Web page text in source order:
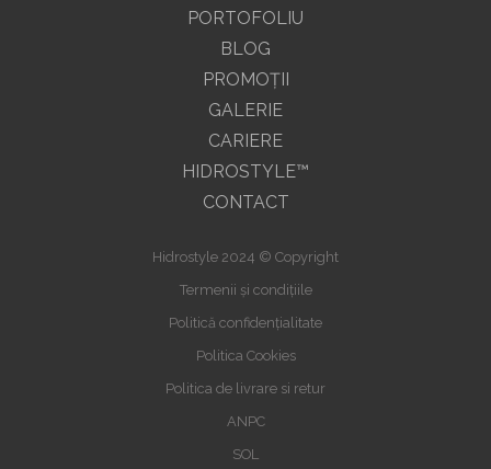
PORTOFOLIU
BLOG
PROMOŢII
GALERIE
CARIERE
HIDROSTYLE™
CONTACT
Hidrostyle 2024 © Copyright
Termenii și condițiile
Politică confidențialitate
Politica Cookies
Politica de livrare si retur
ANPC
SOL